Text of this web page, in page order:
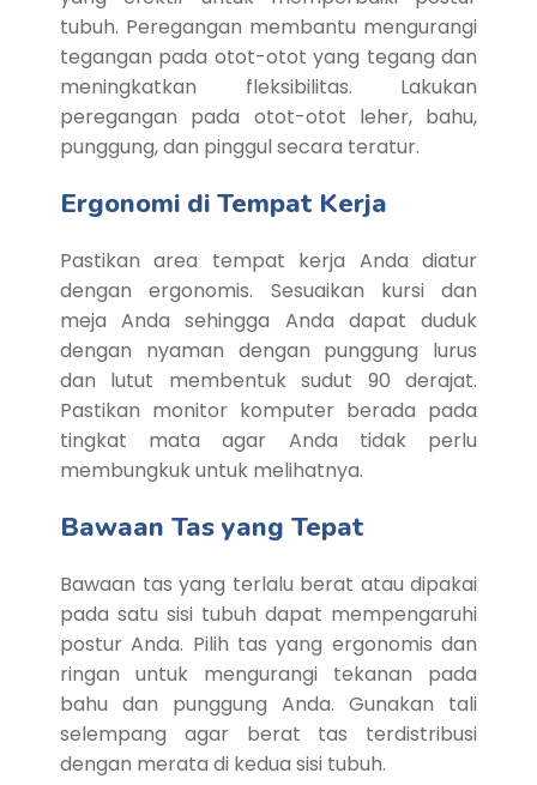
tubuh. Peregangan membantu mengurangi
tegangan pada otot-otot yang tegang dan
meningkatkan fleksibilitas. Lakukan
peregangan pada otot-otot leher, bahu,
punggung, dan pinggul secara teratur.
Ergonomi di Tempat Kerja
Pastikan area tempat kerja Anda diatur
dengan ergonomis. Sesuaikan kursi dan
meja Anda sehingga Anda dapat duduk
dengan nyaman dengan punggung lurus
dan lutut membentuk sudut 90 derajat.
Pastikan monitor komputer berada pada
tingkat mata agar Anda tidak perlu
membungkuk untuk melihatnya.
Bawaan Tas yang Tepat
Bawaan tas yang terlalu berat atau dipakai
pada satu sisi tubuh dapat mempengaruhi
postur Anda. Pilih tas yang ergonomis dan
ringan untuk mengurangi tekanan pada
bahu dan punggung Anda. Gunakan tali
selempang agar berat tas terdistribusi
dengan merata di kedua sisi tubuh.